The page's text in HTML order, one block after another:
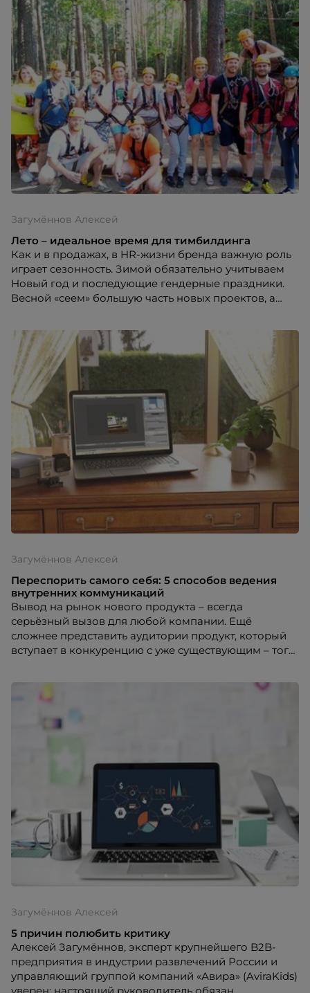
Загумённов Алексей
Лето – идеальное время для тимбилдинга
Как и в продажах, в HR-жизни бренда важную роль
играет сезонность. Зимой обязательно учитываем
Новый год и последующие гендерные праздники.
Весной «сеем» большую часть новых проектов, а
связанная с этим низкая активность в бизнес-среде.
Поговорим о том, как превратить время маек и
шортов во вторую «весну».
Загумённов Алексей
Переспорить самого себя: 5 способов ведения
внутренних коммуникаций
Вывод на рынок нового продукта – всегда
серьёзный вызов для любой компании. Ещё
сложнее представить аудитории продукт, который
вступает в конкуренцию с уже существующим – того
настоящую междоусобицу среди сотрудников
компании, если вовремя не наладить нужные
коммуникации. О том, какие шаги нужно
предпринимать в обязательном порядке, HR-tv.ru
оборудования, управляющий группой компаний
«Авира» Алексей Загумённов.
Загумённов Алексей
5 причин полюбить критику
Алексей Загумённов, эксперт крупнейшего B2B-
предприятия в индустрии развлечений России и
управляющий группой компаний «Авира» (AviraKids)